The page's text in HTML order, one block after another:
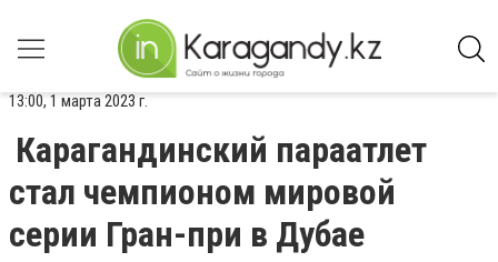
13:00, 1 марта 2023 г.
Карагандинский параатлет
стал чемпионом мировой
серии Гран-при в Дубае